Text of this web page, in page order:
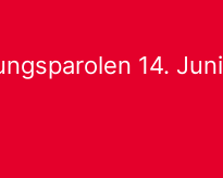
14. Juni